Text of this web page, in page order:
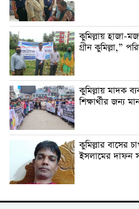
কুমিল্লায় হাজা-
গ্রীন কুমিল্লা,”
কুমিল্লায় মাদক
শিক্ষার্থীর জন্য
কুমিল্লার বাসের
ইসলামের দাফন